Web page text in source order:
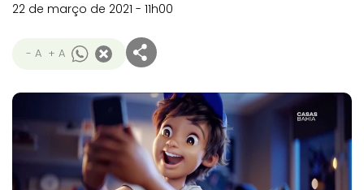
22 de março de 2021 - 11h00
- A + A